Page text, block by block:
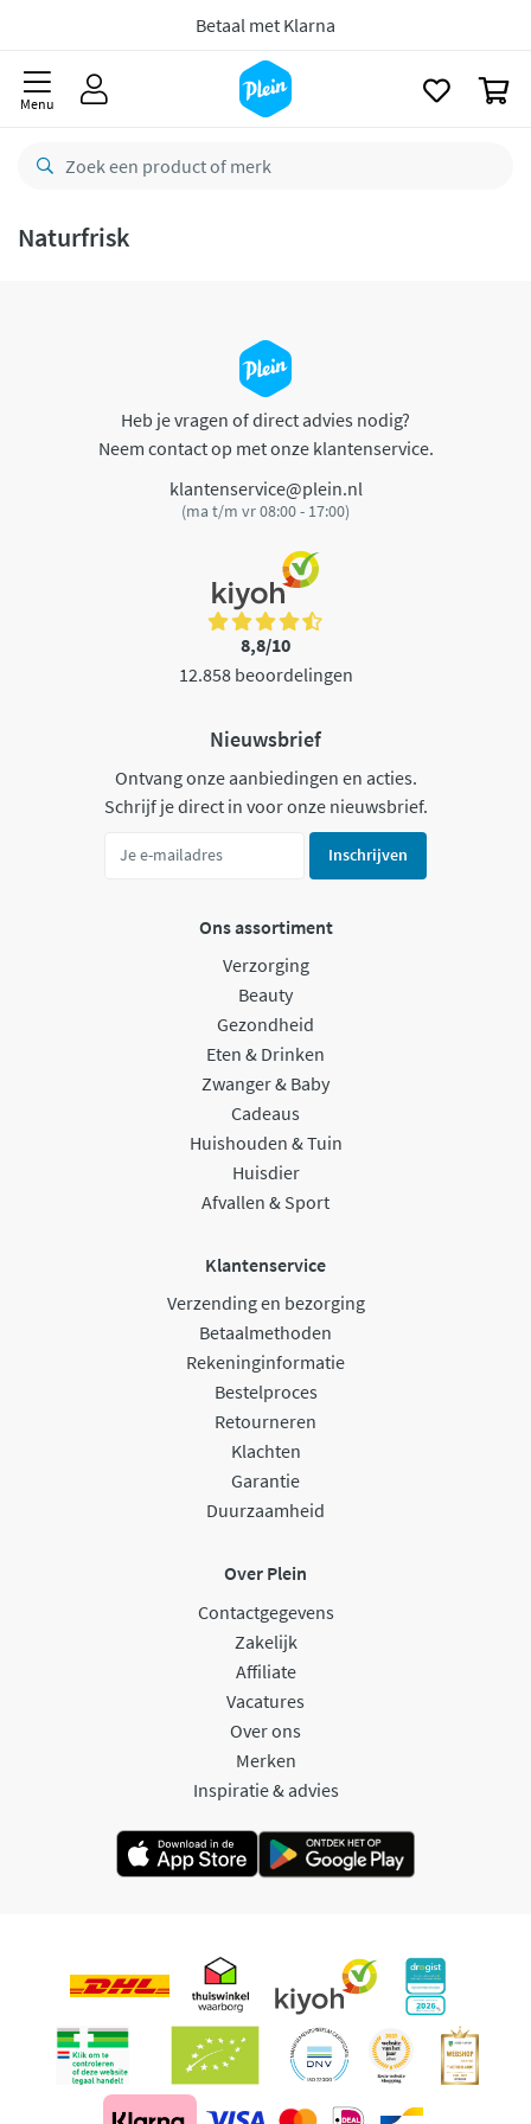
Betaal met Klarna
Menu
Naturfrisk
Heb je vragen of direct advies nodig?
Neem contact op met onze klantenservice.
klantenservice@plein.nl
(ma t/m vr 08:00 - 17:00)
8,8/10
12.858 beoordelingen
Nieuwsbrief
Ontvang onze aanbiedingen en acties.
Schrijf je direct in voor onze nieuwsbrief.
Inschrijven
Ons assortiment
Verzorging
Beauty
Gezondheid
Eten & Drinken
Zwanger & Baby
Cadeaus
Huishouden & Tuin
Huisdier
Afvallen & Sport
Klantenservice
Verzending en bezorging
Betaalmethoden
Rekeninginformatie
Bestelproces
Retourneren
Klachten
Garantie
Duurzaamheid
Over Plein
Contactgegevens
Zakelijk
Affiliate
Vacatures
Over ons
Merken
Inspiratie & advies